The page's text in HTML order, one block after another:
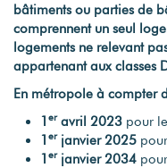
bâtiments ou parties de
comprennent un seul
logements ne relevant
appartenant aux classes
En métropole à compter
1 eravril 2023 pour
1 erjanvier 2025
1 erjanvier 2034